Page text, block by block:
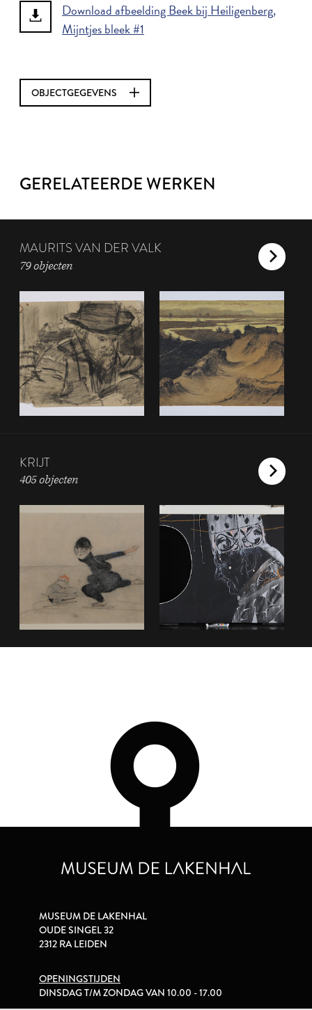
Download afbeelding Beek bij Heiligenberg,
Mijntjes bleek #1
OBJECTGEGEVENS
GERELATEERDE WERKEN
MAURITS VAN DER VALK
79 objecten
KRIJT
405 objecten
MUSEUM DE LAKENHAL
OUDE SINGEL 32
2312 RA LEIDEN
OPENINGSTIJDEN
DINSDAG T/M ZONDAG VAN 10.00 - 17.00